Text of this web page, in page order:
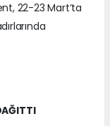
22-23 Mart’ta